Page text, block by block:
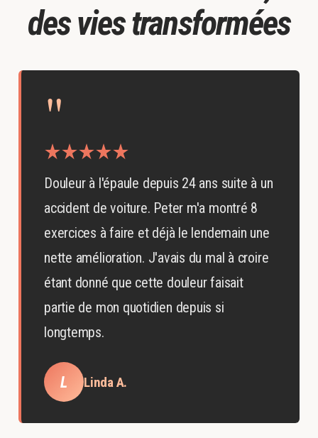
des vies transformées
"
Douleur à l'épaule depuis 24 ans suite à un
accident de voiture. Peter m'a montré 8
exercices à faire et déjà le lendemain une
nette amélioration. J'avais du mal à croire
étant donné que cette douleur faisait
partie de mon quotidien depuis si
longtemps.
L Linda A.